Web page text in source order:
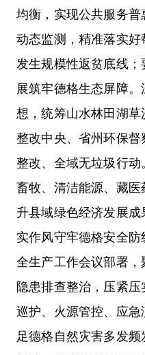
均衡，实现公共服务
动态监测，精准落实
发生规模性返贫底线
展筑牢德格生态屏障
想，统筹山水林田湖
整改中央、省州环保
整改、全域无垃圾行
畜牧、清洁能源、藏
升县域绿色经济发展
实作风守牢德格安全
全生产工作会议部署
隐患排查整治，压紧
巡护、火源管控、应
足德格自然灾害多发频